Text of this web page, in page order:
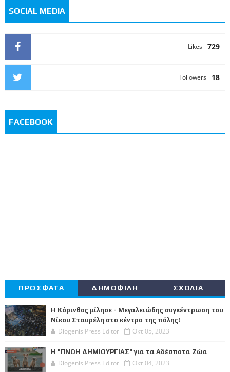
SOCIAL MEDIA
729
Likes
18
Followers
FACEBOOK
ΠΡΟΣΦΑΤΑ ΔΗΜΟΦΙΛΗ ΣΧΟΛΙΑ
Η Κόρινθος μίλησε - Μεγαλειώδης συγκέντρωση του
Νίκου Σταυρέλη στο κέντρο της πόλης!
Diogenis Press Editor Οκτ 05, 2023
Η "ΠΝΟΗ ΔΗΜΙΟΥΡΓΙΑΣ" για τα Αδέσποτα Ζώα
Diogenis Press Editor Οκτ 04, 2023